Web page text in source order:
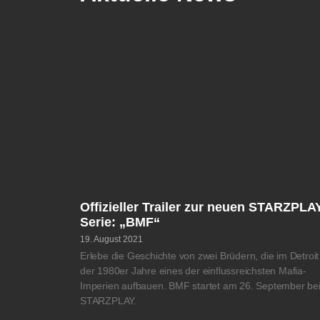
Offizieller Trailer zur neuen
Serie: „BMF“
19. August 2021
Erlebe die Geschichte von zwei Brüdern, die im Detroit
der 1980er Jahre eines der einflussreichsten Mafia-
Imperien aufbauen. BMF startet am 26. September bei
STARZPLAY.